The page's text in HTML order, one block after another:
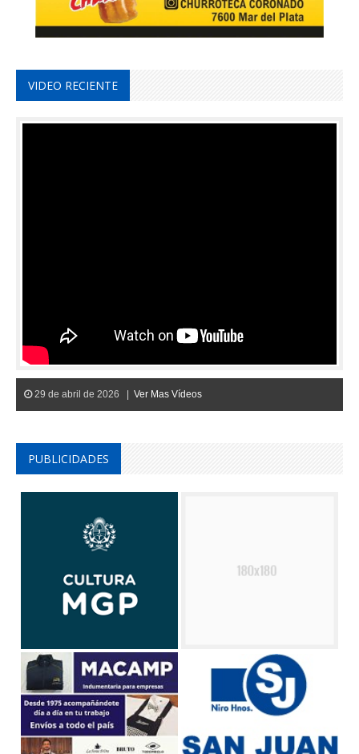
VIDEO RECIENTE
29 de abril de 2026 | Ver Mas Vídeos
PUBLICIDADES